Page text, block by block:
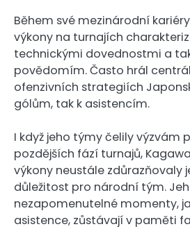
Během své mezinárodní
výkony na turnajích
technickými dovednostmi a
povědomím. Často hrál
ofenzivních strategiích
gólům, tak k asistencím.
I když jeho týmy čelily výzvám
pozdějších fází turnajů,
výkony neustále zdůrazňovaly
důležitost pro národní tým.
nezapomenutelné momenty,
asistence, zůstávají v paměti